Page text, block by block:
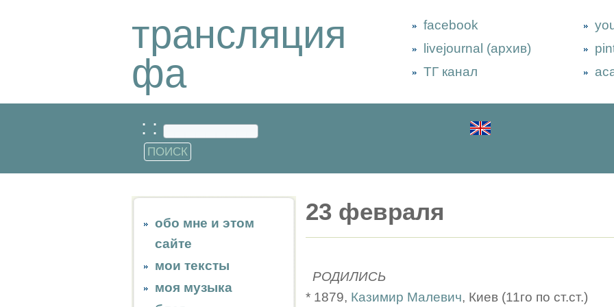
трансляция
фа
facebook
livejournal (архив)
ТГ канал
: :
обо мне и этом
сайте
мои тексты
моя музыка
23 февраля
РОДИЛИСЬ
* 1879, Казимир Малевич, Киев (11го по ст.ст.)